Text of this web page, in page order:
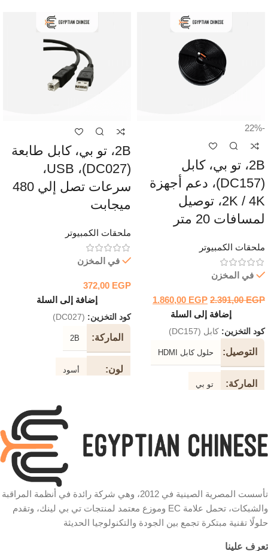
-22%
2B، تو بي، كابل
(DC157)، دعم أجهزة
2K / 4K، توصيل
لمسافات 20 متر
ملحقات الكمبيوتر
في المخزن
2.391,00EGP
1.860,00 EGP
إضافة إلى السلة
كود التخزين: كابل (DC157)
التوصيل حلول كابل HDMI
الماركة تو بي
نوع
كابل فالت المقاوم للتشابك موصل
ذهبي عالي الجودة النحاس النقي
2B، تو بي، كابل طابعة
(DC027)، USB،
سرعات تصل إلي 480
ميجابت
ملحقات الكمبيوتر
في المخزن
372,00 EGP
إضافة إلى السلة
كود التخزين: (DC027)
الماركة 2B
لون أسود
نوع
الكابل
سرعة
480 ميجابت في الثانية
تأسست المصرية الصينية في 2012، وهي شركة رائدة في أنظمة المراقبة
والشبكات، تحمل علامة EC وموزع معتمد لمنتجات تي بي لينك، وتقدم
حلولًا تقنية مبتكرة تجمع بين الجودة والتكنولوجيا الحديثة
تعرف علينا